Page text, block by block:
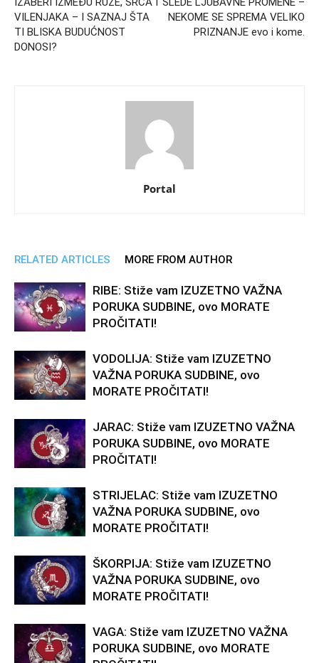
VILENJAKA – I SAZNAJ ŠTA
TI BLISKA BUDUĆNOST
DONOSI?
NEKOME SE SPREMA VELIKO
PRIZNANJE evo i kome.
Portal
RELATED ARTICLES MORE FROM AUTHOR
RIBE: Stiže vam IZUZETNO VAŽNA
PORUKA SUDBINE, ovo MORATE
PROČITATI!
VODOLIJA: Stiže vam IZUZETNO
VAŽNA PORUKA SUDBINE, ovo
MORATE PROČITATI!
JARAC: Stiže vam IZUZETNO VAŽNA
PORUKA SUDBINE, ovo MORATE
PROČITATI!
STRIJELAC: Stiže vam IZUZETNO
VAŽNA PORUKA SUDBINE, ovo
MORATE PROČITATI!
ŠKORPIJA: Stiže vam IZUZETNO
VAŽNA PORUKA SUDBINE, ovo
MORATE PROČITATI!
VAGA: Stiže vam IZUZETNO VAŽNA
PORUKA SUDBINE, ovo MORATE